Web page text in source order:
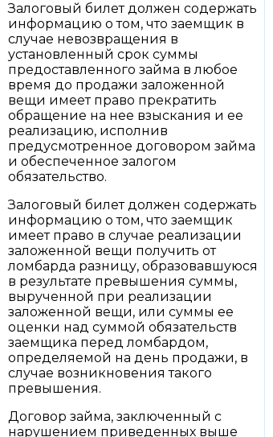
Залоговый билет должен содержать
информацию о том, что заемщик в
случае невозвращения в
установленный срок суммы
предоставленного займа в любое
время до продажи заложенной
вещи имеет право прекратить
обращение на нее взыскания и ее
реализацию, исполнив
предусмотренное договором займа
и обеспеченное залогом
обязательство.
Залоговый билет должен содержать
информацию о том, что заемщик
имеет право в случае реализации
заложенной вещи получить от
ломбарда разницу, образовавшуюся
в результате превышения суммы,
вырученной при реализации
заложенной вещи, или суммы ее
оценки над суммой обязательств
заемщика перед ломбардом,
определяемой на день продажи, в
случае возникновения такого
превышения.
Договор займа, заключенный с
нарушением приведенных выше